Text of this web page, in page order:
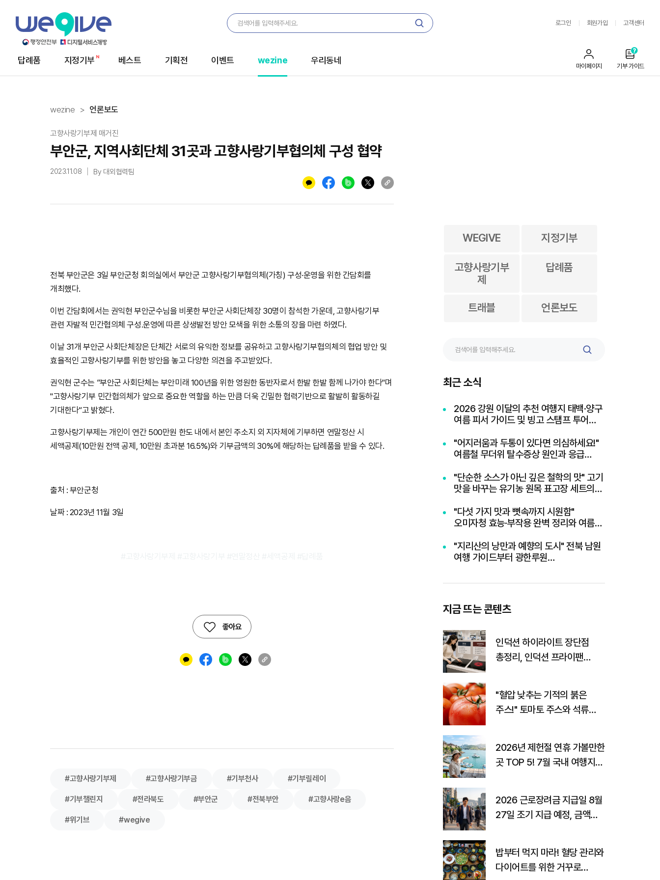
로그인 회원가입 고객센터
메
답례품 지정기부 베스트 기획전 이벤트 wezine 우리동네
마이페이지 기부 가이드
wezine 언론보도
고향사랑기부제 매거진
부안군, 지역사회단체 31곳과 고향사랑기부협의체 구성 협약
2023.11.08 By 대외협력팀
전북 부안군은 3일 부안군청 회의실에서 부안군 고향사랑기부협의체(가칭) 구성·운영을 위한 간담회를
개최했다.
이번 간담회에서는 권익현 부안군수님을 비롯한 부안군 사회단체장 30명이 참석한 가운데, 고향사랑기부
관련 자발적 민간협의체 구성․운영에 따른 상생발전 방안 모색을 위한 소통의 장을 마련 하였다.
이날 31개 부안군 사회단체장은 단체간 서로의 유익한 정보를 공유하고 고향사랑기부협의체의 협업 방안 및
효율적인 고향사랑기부를 위한 방안을 놓고 다양한 의견을 주고받았다.
권익현 군수는 ”부안군 사회단체는 부안미래 100년을 위한 영원한 동반자로서 한발 한발 함께 나가야 한다"며
"고향사랑기부 민간협의체가 앞으로 중요한 역할을 하는 만큼 더욱 긴밀한 협력기반으로 활발히 활동하길
기대한다“고 밝혔다.
고향사랑기부제는 개인이 연간 500만원 한도 내에서 본인 주소지 외 지자체에 기부하면 연말정산 시
세액공제(10만원 전액 공제, 10만원 초과분 16.5%)와 기부금액의 30%에 해당하는 답례품을 받을 수 있다.
출처 : 부안군청
날짜 : 2023년 11월 3일
좋아요
#고향사랑기부제 #고향사랑기부금 #기부천사 #기부릴레이
#기부챌린지 #전라북도 #부안군 #전북부안 #고향사랑e음
#위기브 #wegive
WEGIVE 지정기부
고향사랑기부
제
답례품
트래블 언론보도
검
최근 소식
2026 강원 이달의 추천 여행지 태백·양구
여름 피서 가이드 및 빙고 스탬프 투어
"어지러움과 두통이 있다면 의심하세요!"
여름철 무더위 탈수증상 원인과 응급
"단순한 소스가 아닌 깊은 철학의 맛" 고기
맛을 바꾸는 유기농 원목 표고장 세트의
"다섯 가지 맛과 뼛속까지 시원함"
오미자청 효능·부작용 완벽 정리와 여름
"지리산의 낭만과 예향의 도시" 전북 남원
여행 가이드부터 광한루원
지금 뜨는 콘텐츠
인덕션 하이라이트 장단점
총정리, 인덕션 프라이팬
"혈압 낮추는 기적의 붉은
주스!" 토마토 주스와 석류
2026년 제헌절 연휴 가볼만한
곳 TOP 5! 7월 국내 여행지
2026 근로장려금 지급일 8월
27일 조기 지급 예정, 금액
밥부터 먹지 마라! 혈당 관리와
다이어트를 위한 거꾸로